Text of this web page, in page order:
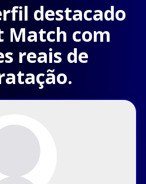
destacado
Match com
reais de